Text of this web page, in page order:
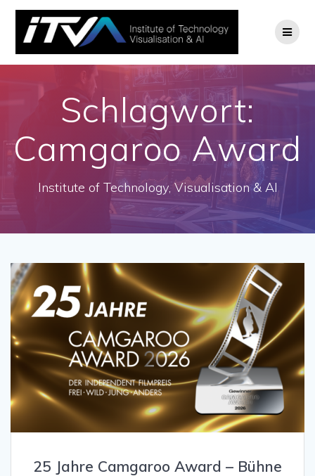
Zum
Inhalt
springen
Schlagwort:
Camgaroo Award
Institute of Technology, Visualisation & AI
25 Jahre Camgaroo Award – Bühne